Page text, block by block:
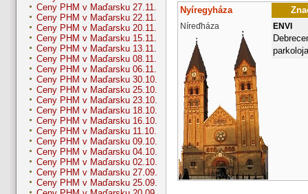
Ceny PHM v Maďarsku 27.11.
Ceny PHM v Maďarsku 22.11.
Ceny PHM v Maďarsku 20.11.
Ceny PHM v Maďarsku 15.11.
Ceny PHM v Maďarsku 13.11.
Ceny PHM v Maďarsku 08.11.
Ceny PHM v Maďarsku 06.11.
Ceny PHM v Maďarsku 30.10.
Ceny PHM v Maďarsku 25.10.
Ceny PHM v Maďarsku 23.10.
Ceny PHM v Maďarsku 18.10.
Ceny PHM v Maďarsku 16.10.
Ceny PHM v Maďarsku 11.10.
Ceny PHM v Maďarsku 09.10.
Ceny PHM v Maďarsku 04.10.
Ceny PHM v Maďarsku 02.10.
Ceny PHM v Maďarsku 27.09.
Ceny PHM v Maďarsku 25.09.
Nyíregyháza
Níreďháza ENVI